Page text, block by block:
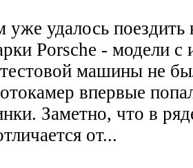
удалось поездить
Porsche - модели с
машины не
впервые
Заметно, что в
от...